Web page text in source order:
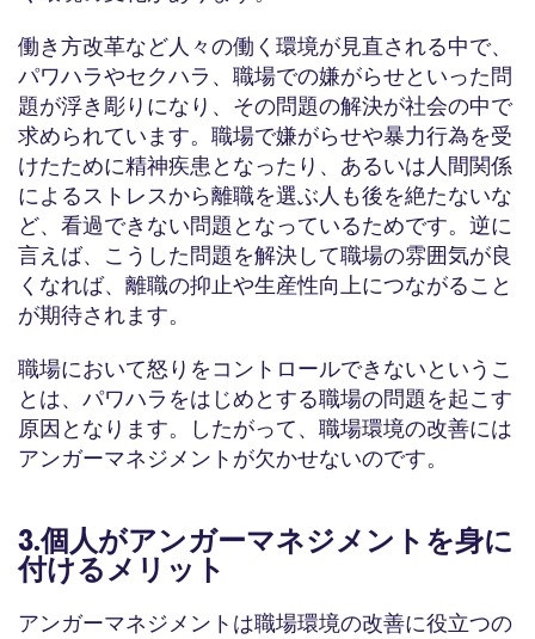
働き方改革など人々の働く環境が見直される中で、
パワハラやセクハラ、職場での嫌がらせといった問
題が浮き彫りになり、その問題の解決が社会の中で
求められています。職場で嫌がらせや暴力行為を受
けたために精神疾患となったり、あるいは人間関係
によるストレスから離職を選ぶ人も後を絶たないな
ど、看過できない問題となっているためです。逆に
言えば、こうした問題を解決して職場の雰囲気が良
くなれば、離職の抑止や生産性向上につながること
が期待されます。
職場において怒りをコントロールできないというこ
とは、パワハラをはじめとする職場の問題を起こす
原因となります。したがって、職場環境の改善には
アンガーマネジメントが欠かせないのです。
3.個人がアンガーマネジメントを身に
付けるメリット
アンガーマネジメントは職場環境の改善に役立つの